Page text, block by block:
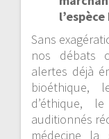
Sans
nos débats
alertes déjà
bioéthique,
d’éthique,
auditionnés
médecine la